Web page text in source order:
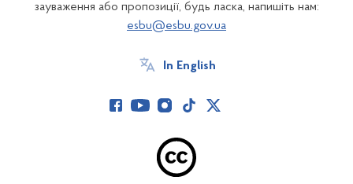
зауваження або пропозиції, будь ласка, напишіть нам:
esbu@esbu.gov.ua
In English